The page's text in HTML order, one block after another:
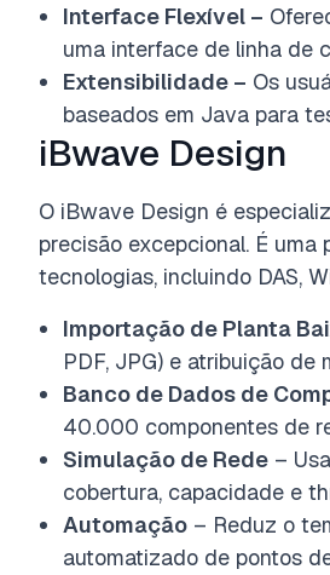
Interface Flexível –
uma interface de linha de
Extensibilidade – Os
baseados em Java para
iBwave Design
O iBwave Design é
precisão excepcional. É
tecnologias, incluindo DAS,
Importação de Planta
PDF, JPG) e atribuição
Banco de Dados de
40.000 componentes de
Simulação de Rede –
cobertura, capacidade e
Automação – Reduz o
automatizado de pontos